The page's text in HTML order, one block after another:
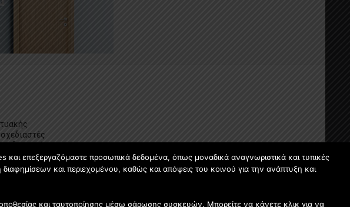
σχεδιαστές
επεξεργαζόμαστε προσωπικά δεδομένα, όπως μοναδικά αναγνωριστικά και τυπικές
και περιεχομένου, καθώς και απόψεις του κοινού για την ανάπτυξη και
και ταυτοποίησης μέσω σάρωσης συσκευών. Μπορείτε να κάνετε κλικ για να